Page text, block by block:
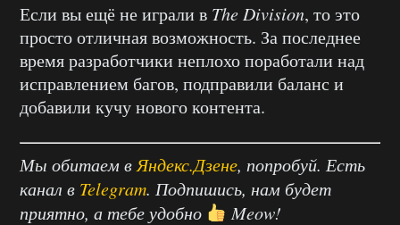
Если вы ещё не играли в The Division, то это
просто отличная возможность. За последнее
время разработчики неплохо поработали над
исправлением багов, подправили баланс и
добавили кучу нового контента.
Мы обитаем в Яндекс.Дзене, попробуй. Есть
канал в Telegram. Подпишись, нам будет
приятно, а тебе удобно
Meow!